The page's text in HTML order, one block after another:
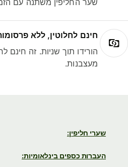
חינם לחלוטין, ללא
הורידו תוך שניות. זה חינם
מעצבנות.
שערי חליפין:
העברות כספים בינלאומיות: